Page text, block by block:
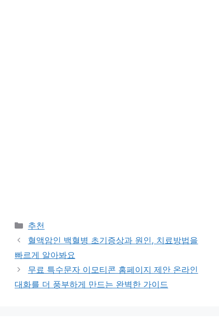
Categories
추천
혈액암인 백혈병 초기증상과 원인, 치료방법을
빠르게 알아봐요
무료 특수문자 이모티콘 홈페이지 제안 온라인
대화를 더 풍부하게 만드는 완벽한 가이드